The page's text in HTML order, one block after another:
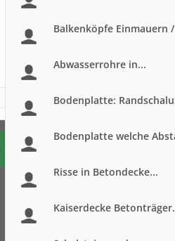
Balkenköpfe Einmauern
Abwasserrohre in...
Bodenplatte:
Bodenplatte welche
Risse in Betondecke...
Kaiserdecke
Nutzungsbedingungen